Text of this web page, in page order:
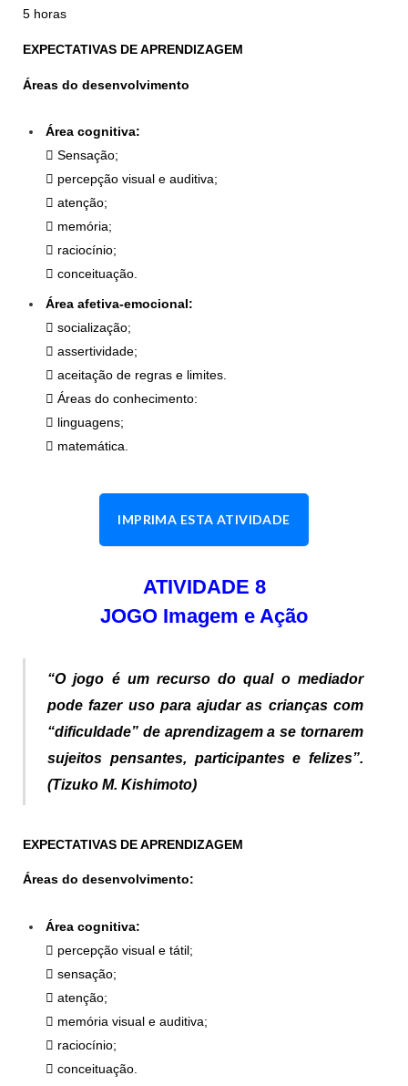
5 horas
EXPECTATIVAS DE APRENDIZAGEM
Áreas do desenvolvimento
Área cognitiva:
 Sensação;
 percepção visual e auditiva;
 atenção;
 memória;
 raciocínio;
 conceituação.
Área afetiva-emocional:
 socialização;
 assertividade;
 aceitação de regras e limites.
 Áreas do conhecimento:
 linguagens;
 matemática.
IMPRIMA ESTA ATIVIDADE
ATIVIDADE 8
JOGO Imagem e Ação
“O jogo é um recurso do qual o mediador
pode fazer uso para ajudar as crianças com
“dificuldade” de aprendizagem a se tornarem
sujeitos pensantes, participantes e felizes”.
(Tizuko M. Kishimoto)
EXPECTATIVAS DE APRENDIZAGEM
Áreas do desenvolvimento:
Área cognitiva:
 percepção visual e tátil;
 sensação;
 atenção;
 memória visual e auditiva;
 raciocínio;
 conceituação.